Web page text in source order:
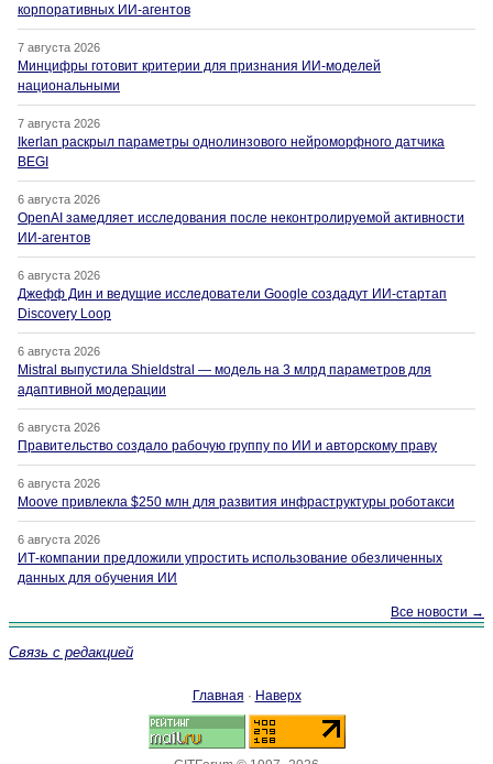
корпоративных ИИ-агентов
7 августа 2026
Минцифры готовит критерии для признания ИИ-моделей
национальными
7 августа 2026
Ikerlan раскрыл параметры однолинзового нейроморфного датчика
BEGI
6 августа 2026
OpenAI замедляет исследования после неконтролируемой активности
ИИ-агентов
6 августа 2026
Джефф Дин и ведущие исследователи Google создадут ИИ-стартап
Discovery Loop
6 августа 2026
Mistral выпустила Shieldstral — модель на 3 млрд параметров для
адаптивной модерации
6 августа 2026
Правительство создало рабочую группу по ИИ и авторскому праву
6 августа 2026
Moove привлекла $250 млн для развития инфраструктуры роботакси
6 августа 2026
ИТ-компании предложили упростить использование обезличенных
данных для обучения ИИ
Все новости →
Связь с редакцией
Главная · Наверх